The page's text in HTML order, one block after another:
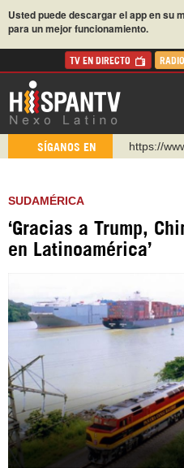
Usted puede descargar el app en su
para un mejor funcionamiento.
TV EN DIRECTO
SÍGANOS EN
https://
https://
https://
SUDAMÉRICA
‘Gracias a Trump,
en Latinoamérica’